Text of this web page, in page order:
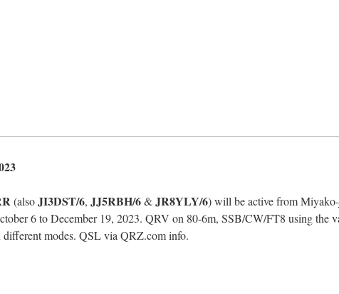
(alsoJI3DST/6, JJ5RBH/6&JR8YLY/6) will be active from
6 to December 19, 2023. QRV on 80-6m, SSB/CW/FT8 using the
different modes. QSL via QRZ.com info.